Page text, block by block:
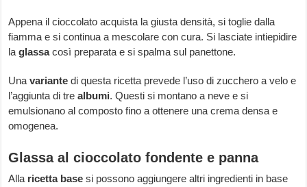
Appena il cioccolato acquista la giusta densità, si toglie dalla
fiamma e si continua a mescolare con cura. Si lasciate intiepidire
laglassacosì preparata e si spalma sul panettone.
Una variante di questa ricetta prevede l’uso di zucchero a velo e
l’aggiunta di trealbumi. Questi si montano a neve e si
emulsionano al composto fino a ottenere una crema densa e
omogenea.
Glassa al cioccolato fondente e panna
Alla ricetta base si possono aggiungere altri ingredienti in base